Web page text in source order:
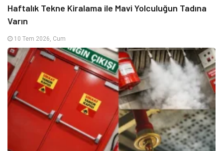
Haftalık Tekne Kiralama ile Mavi Yolculuğun Tadına
Varın
10 Tem 2026, Cum